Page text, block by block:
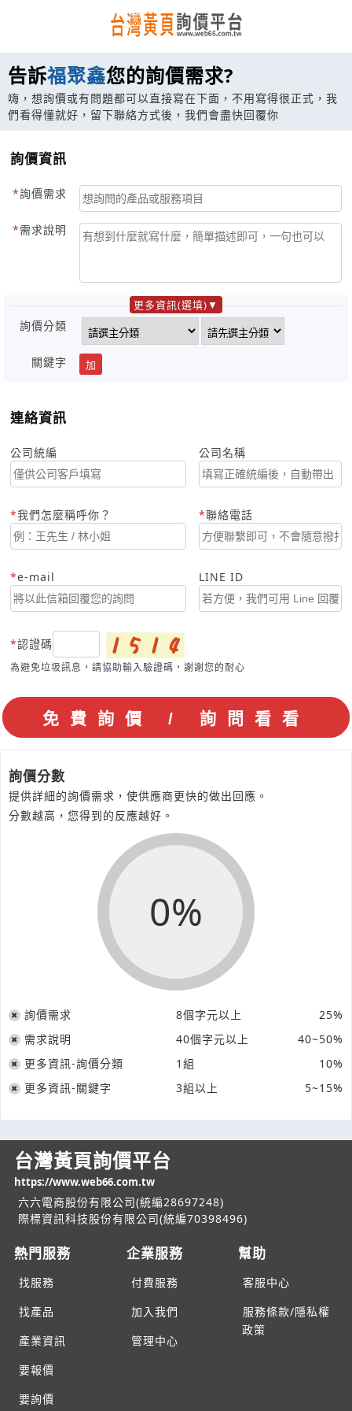
告訴福聚鑫您的詢價需求?
嗨，想詢價或有問題都可以直接寫在下面，不用寫得很正式，我
們看得懂就好，留下聯絡方式後，我們會盡快回覆你
詢價資訊
詢價需求
需求說明
更多資訊(選填)
詢價分類
關鍵字 加
連絡資訊
公司統編 公司名稱
我們怎麼稱呼你？ 聯絡電話
e-mail LINE ID
認證碼
為避免垃圾訊息，請協助輸入驗證碼，謝謝您的耐心
詢價分數
提供詳細的詢價需求，使供應商更快的做出回應。
分數越高，您得到的反應越好。
0%
詢價需求 8個字元以上
25%
需求說明
40個字元以上
40~50%
更多資訊-詢價分類
1組
10%
更多資訊-關鍵字
3組以上 5~15%
台灣黃頁詢價平台
https://www.web66.com.tw
六六電商股份有限公司(統編28697248)
際標資訊科技股份有限公司(統編70398496)
熱門服務
找服務
找產品
產業資訊
要報價
要詢價
企業服務
付費服務
加入我們
管理中心
幫助
客服中心
服務條款/隱私權
政策